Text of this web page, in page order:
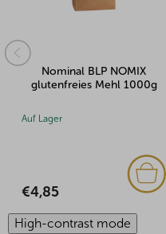
Schär Mix It
Auf Lager
€4,67
High-contrast mode